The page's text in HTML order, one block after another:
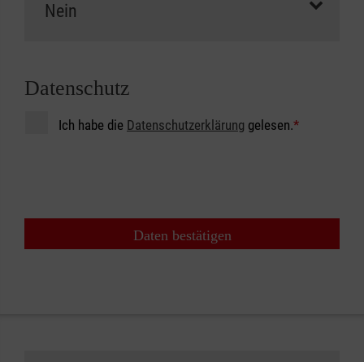
Datenschutz
Ich habe die Datenschutzerklärung gelesen.*
Daten bestätigen